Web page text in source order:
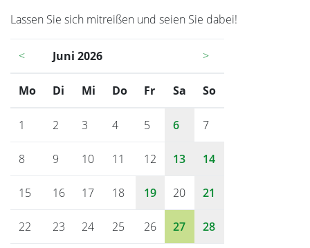
Lassen Sie sich mitreißen und seien Sie dabei!
< Juni 2026 >
Mo ntag
Di enstag
Mi ttwoch
Do nnerstag
Fr eitag
Sa mstag
So
1 2 3 4 5 6 7
8 9 10 11 12 13 14
15 16 17 18 19 20 21
22 23 24 25 26 27 28